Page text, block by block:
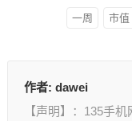
一周 市值
作者: dawei
【声明】：135手